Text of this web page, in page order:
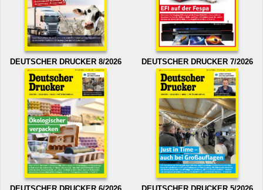
DEUTSCHER DRUCKER 8/2026 DEUTSCHER DRUCKER 7/2026